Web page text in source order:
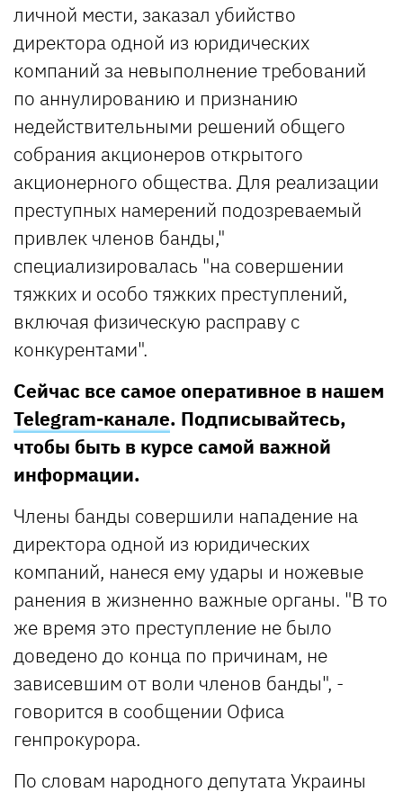
личной мести, заказал убийство
директора одной из юридических
компаний за невыполнение требований
по аннулированию и признанию
недействительными решений общего
собрания акционеров открытого
акционерного общества. Для реализации
преступных намерений подозреваемый
привлек членов банды,"
специализировалась "на совершении
тяжких и особо тяжких преступлений,
включая физическую расправу с
конкурентами".
Сейчас все самое оперативное в нашем
Telegram-канале. Подписывайтесь,
чтобы быть в курсе самой важной
информации.
Члены банды совершили нападение на
директора одной из юридических
компаний, нанеся ему удары и ножевые
ранения в жизненно важные органы. "В то
же время это преступление не было
доведено до конца по причинам, не
зависевшим от воли членов банды", -
говорится в сообщении Офиса
генпрокурора.
По словам народного депутата Украины